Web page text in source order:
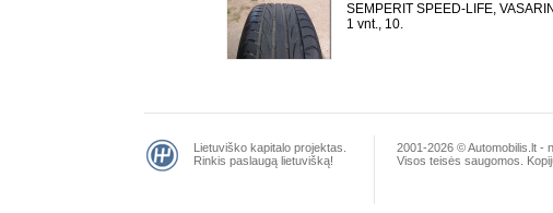
SEMPERIT SPEED-LIFE,
1 vnt., 10.
Lietuviško kapitalo projektas.
Rinkis paslaugą lietuvišką!
2001-2026 © Automobilis.lt -
Visos teisės saugomos.